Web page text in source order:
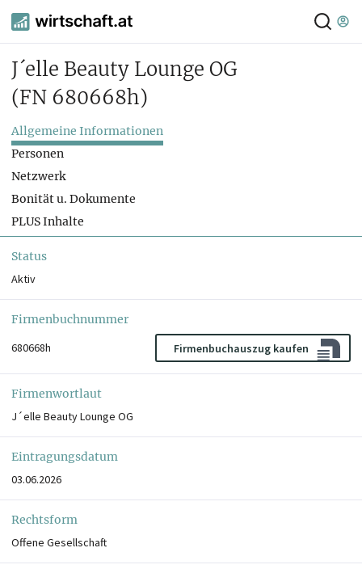
J´elle Beauty Lounge OG
(FN 680668h)
Allgemeine Informationen
Personen
Netzwerk
Bonität u. Dokumente
PLUS Inhalte
Status
Aktiv
Firmenbuchnummer
680668h
Firmenbuchauszug kaufen
Firmenwortlaut
J´elle Beauty Lounge OG
Eintragungsdatum
03.06.2026
Rechtsform
Offene Gesellschaft